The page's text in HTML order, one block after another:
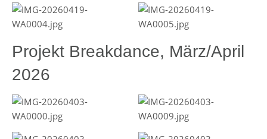
Projekt Breakdance, März/April
2026